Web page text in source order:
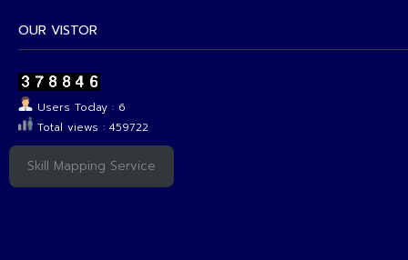
OUR VISTOR
Users Today : 6
Total views : 459722
Skill Mapping Service